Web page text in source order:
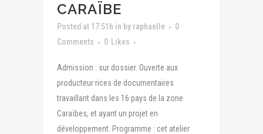
CARAÏBE
Posted at 17:51h in by raphaelle
0
Comments
0 Likes
Admission : sur dossier. Ouverte aux
producteur·rices de documentaires
travaillant dans les 16 pays de la zone
Caraïbes, et ayant un projet en
développement. Programme : cet atelier